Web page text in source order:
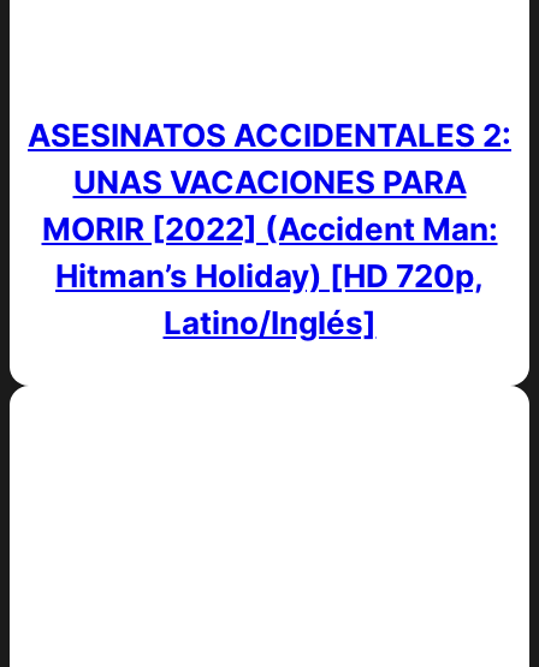
ASESINATOS ACCIDENTALES 2:
UNAS VACACIONES PARA
MORIR [2022] (Accident Man:
Hitman’s Holiday) [HD 720p,
Latino/Inglés]